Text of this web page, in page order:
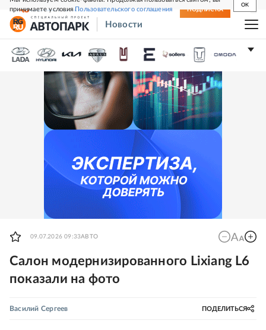
принимаете условияПользовательского соглашения
OK
СВЕЖИЙ НОМЕР ПОДПИСКА
Новости
09.07.2026 09:33АВТО
Салон модернизированного Lixiang L6
показали на фото
Василий Сергеев ПОДЕЛИТЬСЯ